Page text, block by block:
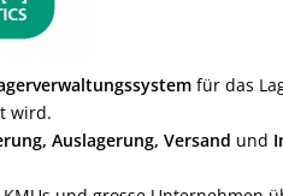
für das
wird.
Auslagerung, Versand und